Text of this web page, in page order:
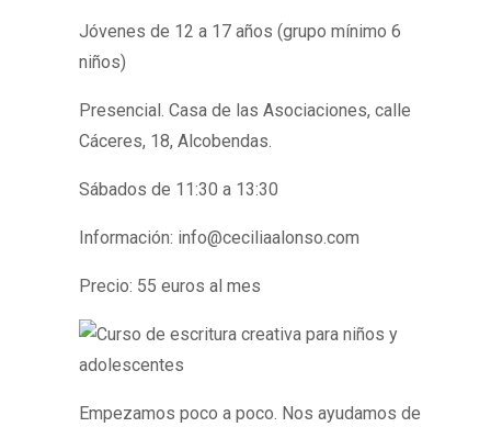
Jóvenes de 12 a 17 años (grupo mínimo 6
niños)
Presencial. Casa de las Asociaciones, calle
Cáceres, 18, Alcobendas.
Sábados de 11:30 a 13:30
Información: info@ceciliaalonso.com
Precio: 55 euros al mes
Empezamos poco a poco. Nos ayudamos de